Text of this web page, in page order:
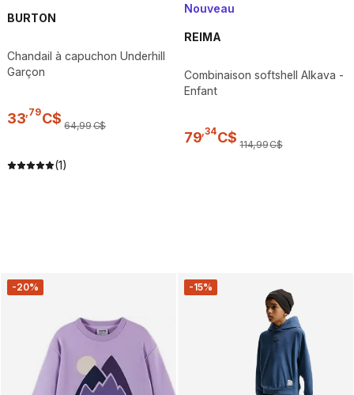
BURTON
Chandail à capuchon Underhill
Garçon
33 79C$ 64,99C$
(1)
Nouveau
REIMA
Combinaison softshell Alkava -
Enfant
79 34C$ 114,99C$
-20% -15%